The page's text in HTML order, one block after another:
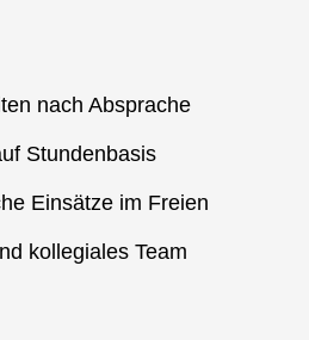
nach Absprache
Stundenbasis
Einsätze im Freien
kollegiales Team